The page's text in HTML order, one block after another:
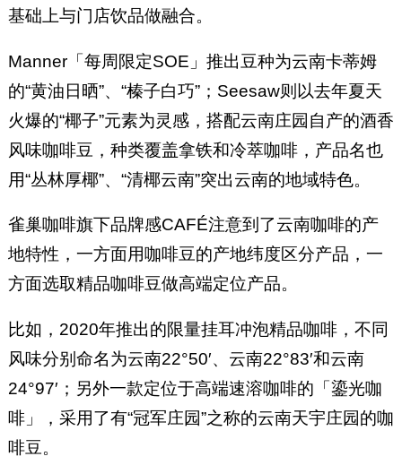
基础上与门店饮品做融合。
Manner「每周限定SOE」推出豆种为云南卡蒂姆
的“黄油日晒”、“榛子白巧”；Seesaw则以去年夏天
火爆的“椰子”元素为灵感，搭配云南庄园自产的酒香
风味咖啡豆，种类覆盖拿铁和冷萃咖啡，产品名也
用“丛林厚椰”、“清椰云南”突出云南的地域特色。
雀巢咖啡旗下品牌感CAFÉ注意到了云南咖啡的产
地特性，一方面用咖啡豆的产地纬度区分产品，一
方面选取精品咖啡豆做高端定位产品。
比如，2020年推出的限量挂耳冲泡精品咖啡，不同
风味分别命名为云南22°50′、云南22°83′和云南
24°97′；另外一款定位于高端速溶咖啡的「鎏光咖
啡」，采用了有“冠军庄园”之称的云南天宇庄园的咖
啡豆。